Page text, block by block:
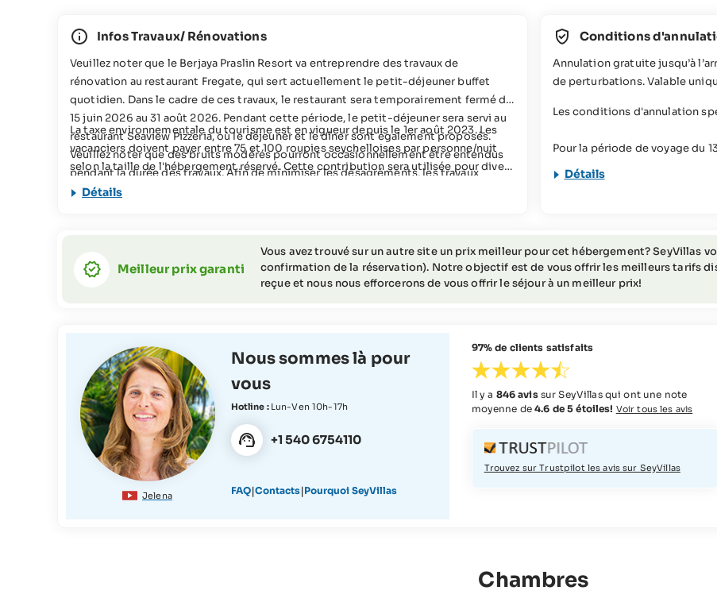
Infos Travaux/ Rénovations
Veuillez noter que le Berjaya Praslin Resort va entreprendre des travaux de
rénovation au restaurant Fregate, qui sert actuellement le petit-déjeuner buffet
quotidien. Dans le cadre de ces travaux, le restaurant sera temporairement fermé du
15 juin 2026 au 31 août 2026. Pendant cette période, le petit-déjeuner sera servi au
restaurant Seaview Pizzeria, où le déjeuner et le dîner sont également proposés.
Veuillez noter que des bruits modérés pourront occasionnellement être entendus
pendant la durée des travaux. Afin de minimiser les désagréments, les travaux
seront principalement effectués pendant la journée, de 9 h à 16 h.
La taxe environnementale du tourisme est en vigueur depuis le 1er août 2023. Les
vacanciers doivent payer entre 75 et 100 roupies seychelloises par personne/nuit
selon la taille de l'hébergement réservé. Cette contribution sera utilisée pour divers
projets de conservation aux Seychelles. Vous trouverez plus d'informations à ce
Détails
Conditions
Annulation gratuite jusqu’à
de perturbations. Valable
Les conditions d'annulation
Pour la période de voyage du
06.01.2027-21.03.2027,
14 - 0 jours avant l'arrivée (ou
correspondant à 95% du coût
46 jours ou plus avant l'arrivée =
total
45 - 36 jours avant l'arrivée =
35 - 22 jours avant l'arrivée =
21 - 0 jours avant l'arrivée (ou
correspondant à 95% du coût
Détails
Meilleur prix garanti
Vous avez trouvé sur un autre site un prix meilleur pour cet hébergement? SeyVillas
confirmation de la réservation). Notre objectif est de vous offrir les meilleurs tarifs
reçue et nous nous efforcerons de vous offrir le séjour à un meilleur prix!
Jelena
Nous sommes là pour
vous
Hotline : Lun-Ven 10h-17h
+1 540 6754110
FAQ|Contacts|Pourquoi SeyVillas
97% de clients satisfaits
Il y a 846 avis sur SeyVillas qui ont une note
moyenne de4.6 de 5 étoiles! Voir tous les avis
Trouvez sur Trustpilot les avis sur SeyVillas
Chambres